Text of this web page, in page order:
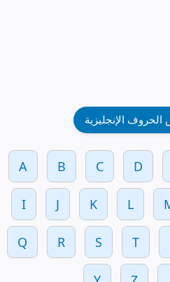
الإنجليزية
A B C D
I J K L
Q R S T